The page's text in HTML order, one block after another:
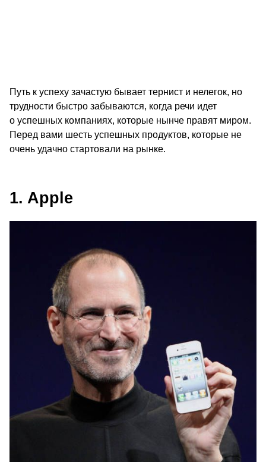
Путь к успеху зачастую бывает тернист и нелегок, но
трудности быстро забываются, когда речи идет
о успешных компаниях, которые нынче правят миром.
Перед вами шесть успешных продуктов, которые не
очень удачно стартовали на рынке.
1. Apple